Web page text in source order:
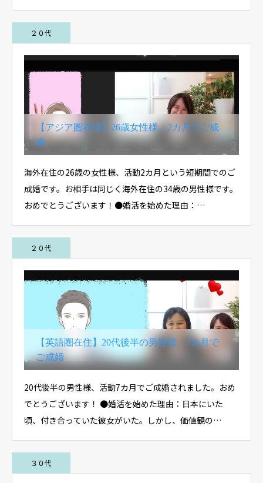
２０代
【アジア圏在住】26歳女性様、2カ月でご成
婚
海外在住の26歳の女性様、活動2カ月という短期間でのご
成婚です。お相手は同じく海外在住の34歳の男性様です。
おめでとうございます！●婚活を始めた理由：…
２０代
【英語圏在住】20代後半の男性様、7カ月で
ご成婚
20代後半の男性様、活動7カ月でご成婚されました。おめ
でとうございます！ ●婚活を始めた理由：日本にいた
頃、付き合っていた彼女がいた。しかし、価値観の…
３０代